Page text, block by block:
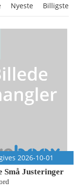
Nyeste Billigste
2026-10-01
Små Justeringer